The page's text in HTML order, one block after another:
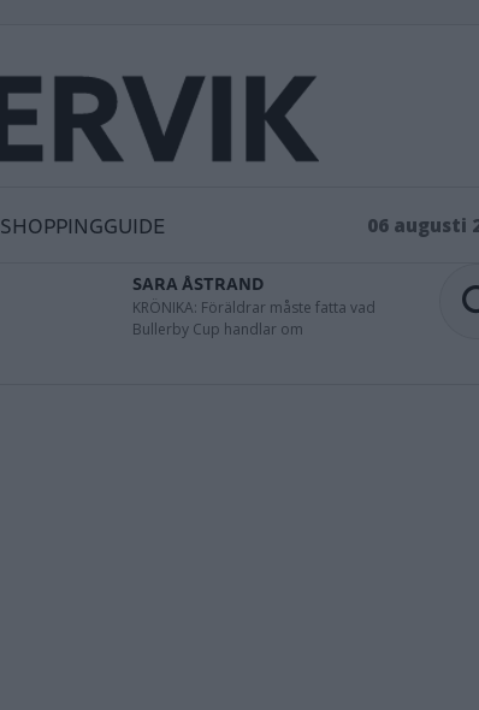
SHOPPINGGUIDE 06 augusti
SARA ÅSTRAND
KRÖNIKA: Föräldrar måste fatta vad
Bullerby Cup handlar om